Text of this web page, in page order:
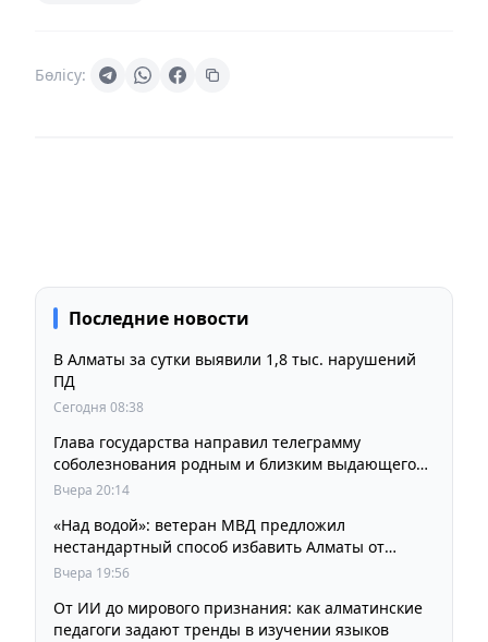
Бөлісу:
Последние новости
В Алматы за сутки выявили 1,8 тыс. нарушений
ПД
Сегодня 08:38
Глава государства направил телеграмму
соболезнования родным и близким выдающегося
кинорежиссера Ардака Амиркулова
Вчера 20:14
«Над водой»: ветеран МВД предложил
нестандартный способ избавить Алматы от
пробок и смога
Вчера 19:56
От ИИ до мирового признания: как алматинские
педагоги задают тренды в изучении языков